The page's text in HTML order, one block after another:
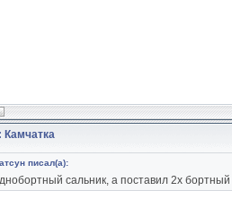
Камчатка
писал(а):
сальник, а поставил 2х